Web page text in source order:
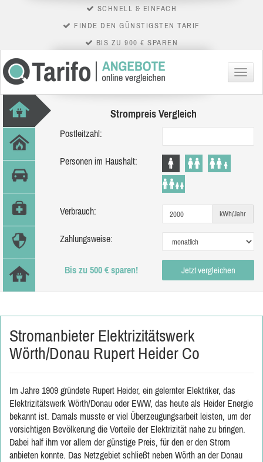
SCHNELL & EINFACH
FINDE DEN GÜNSTIGSTEN TARIF
BIS ZU 900 € SPAREN
Menü
Strompreis Vergleich
Postleitzahl:
Personen im Haushalt:
Verbrauch: kWh/Jahr
Zahlungsweise:
Bis zu 500 € sparen! Jetzt vergleichen
Stromanbieter Elektrizitätswerk
Wörth/Donau Rupert Heider Co
Im Jahre 1909 gründete Rupert Heider, ein gelernter Elektriker, das
Elektrizitätswerk Wörth/Donau oder EWW, das heute als Heider Energie
bekannt ist. Damals musste er viel Überzeugungsarbeit leisten, um der
vorsichtigen Bevölkerung die Vorteile der Elektrizität nahe zu bringen.
Dabei half ihm vor allem der günstige Preis, für den er den Strom
anbieten konnte. Das Netzgebiet schließt neben Wörth an der Donau